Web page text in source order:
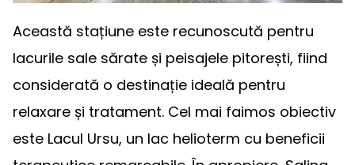
Această stațiune este recunoscută pentru
lacurile sale sărate și peisajele pitorești, fiind
considerată o destinație ideală pentru
relaxare și tratament. Cel mai faimos obiectiv
este Lacul Ursu, un lac helioterm cu beneficii